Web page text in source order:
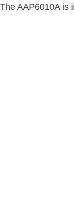
The AAP6010A is